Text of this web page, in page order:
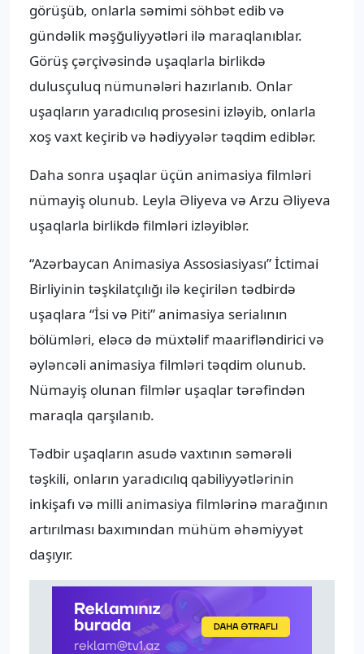
görüşüb, onlarla səmimi söhbət edib və
gündəlik məşğuliyyətləri ilə maraqlanıblar.
Görüş çərçivəsində uşaqlarla birlikdə
dulusçuluq nümunələri hazırlanıb. Onlar
uşaqların yaradıcılıq prosesini izləyib, onlarla
xoş vaxt keçirib və hədiyyələr təqdim ediblər.
Daha sonra uşaqlar üçün animasiya filmləri
nümayiş olunub. Leyla Əliyeva və Arzu Əliyeva
uşaqlarla birlikdə filmləri izləyiblər.
“Azərbaycan Animasiya Assosiasiyası” İctimai
Birliyinin təşkilatçılığı ilə keçirilən tədbirdə
uşaqlara “İsi və Piti” animasiya serialının
bölümləri, eləcə də müxtəlif maarifləndirici və
əyləncəli animasiya filmləri təqdim olunub.
Nümayiş olunan filmlər uşaqlar tərəfindən
maraqla qarşılanıb.
Tədbir uşaqların asudə vaxtının səmərəli
təşkili, onların yaradıcılıq qabiliyyətlərinin
inkişafı və milli animasiya filmlərinə marağının
artırılması baxımından mühüm əhəmiyyət
daşıyır.